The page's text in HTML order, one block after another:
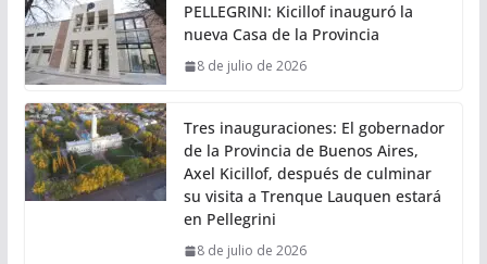
PELLEGRINI: Kicillof inauguró la
nueva Casa de la Provincia
8 de julio de 2026
Tres inauguraciones: El gobernador
de la Provincia de Buenos Aires,
Axel Kicillof, después de culminar
su visita a Trenque Lauquen estará
en Pellegrini
8 de julio de 2026